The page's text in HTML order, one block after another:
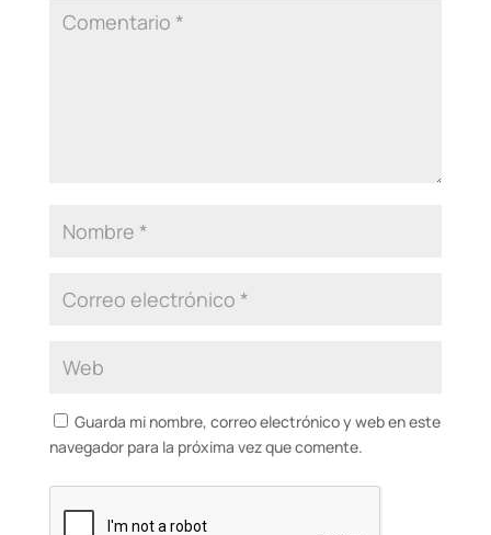
Guarda mi nombre, correo electrónico y web en este
navegador para la próxima vez que comente.